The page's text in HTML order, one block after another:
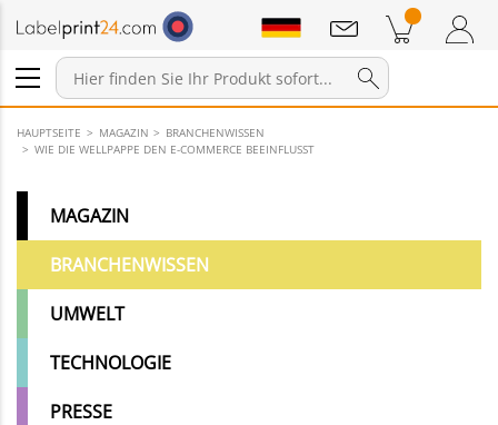
Anmelden / Registrieren
Warenkorb Zum Warenkorb
Mitteilungen
HAUPTSEITE MAGAZIN
BRANCHENWISSEN
WIE DIE WELLPAPPE DEN E-COMMERCE BEEINFLUSST
MAGAZIN
BRANCHENWISSEN
UMWELT
TECHNOLOGIE
PRESSE